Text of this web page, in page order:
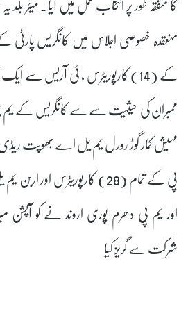
کے (14) کارپوریٹرس ، ٹی آریس سے
ممبران کی حیثیت سے سے کانگریس کے
مہیش کمار گوڑ رورل یم یل اے بھوپت
پی کے تمام (28) کارپوریٹرس
اور یم پی دھرم پوری اروند نے کو آپشن
شرکت سے گریز کیا